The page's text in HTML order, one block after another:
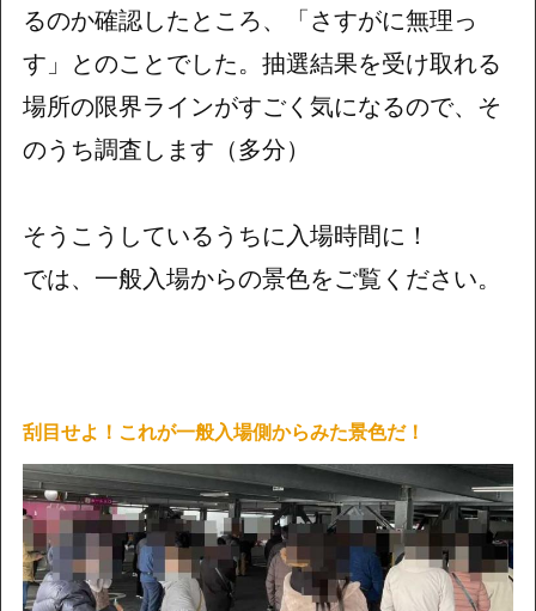
るのか確認したところ、「さすがに無理っ
す」とのことでした。抽選結果を受け取れる
場所の限界ラインがすごく気になるので、そ
のうち調査します（多分）
そうこうしているうちに入場時間に！
では、一般入場からの景色をご覧ください。
刮目せよ！これが一般入場側からみた景色だ！